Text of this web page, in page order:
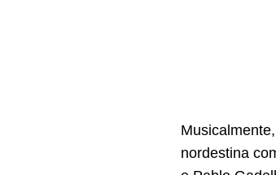
Musicalmente,
nordestina